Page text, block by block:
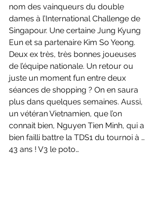
nom des vainqueurs du double
dames à l’International Challenge de
Singapour. Une certaine Jung Kyung
Eun et sa partenaire Kim So Yeong.
Deux ex très, très bonnes joueuses
de l’équipe nationale. Un retour ou
juste un moment fun entre deux
séances de shopping ? On en saura
plus dans quelques semaines. Aussi,
un vétéran Vietnamien, que l’on
connait bien, Nguyen Tien Minh, qui a
bien failli battre la TDS1 du tournoi à …
43 ans ! V3 le poto…